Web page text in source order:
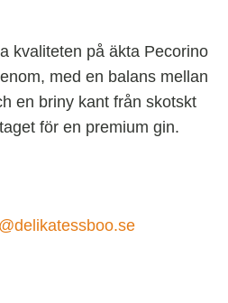
kvaliteten på äkta Pecorino
med en balans mellan
en briny kant från skotskt
för en premium gin.